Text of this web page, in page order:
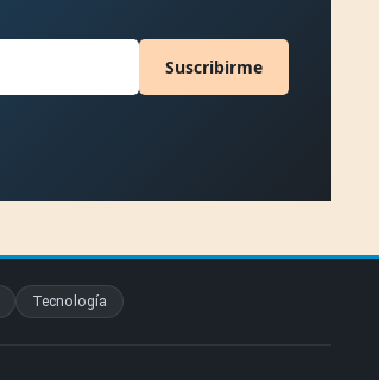
Suscribirme
Tecnología